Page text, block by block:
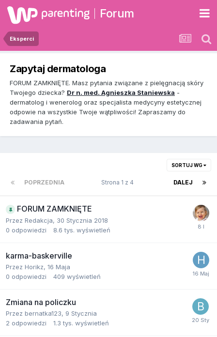
Forum
Eksperci
Zapytaj dermatologa
FORUM ZAMKNIĘTE. Masz pytania związane z pielęgnacją skóry
Twojego dziecka? Dr n. med. Agnieszka Staniewska -
dermatolog i wenerolog oraz specjalista medycyny estetycznej
odpowie na wszystkie Twoje wątpliwości! Zapraszamy do
zadawania pytań.
SORTUJ WG
POPRZEDNIA DALEJ
Strona 1 z 4
FORUM ZAMKNIĘTE
Przez Redakcja, 30 Stycznia 2018
0 odpowiedzi 8.6 tys. wyświetleń
karma-baskerville
Przez Horikz, 16 Maja
0 odpowiedzi 409 wyświetleń
Zmiana na policzku
Przez bernatka123, 9 Stycznia
2 odpowiedzi 1.3 tys. wyświetleń